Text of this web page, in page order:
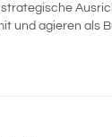
strategische
und agieren als